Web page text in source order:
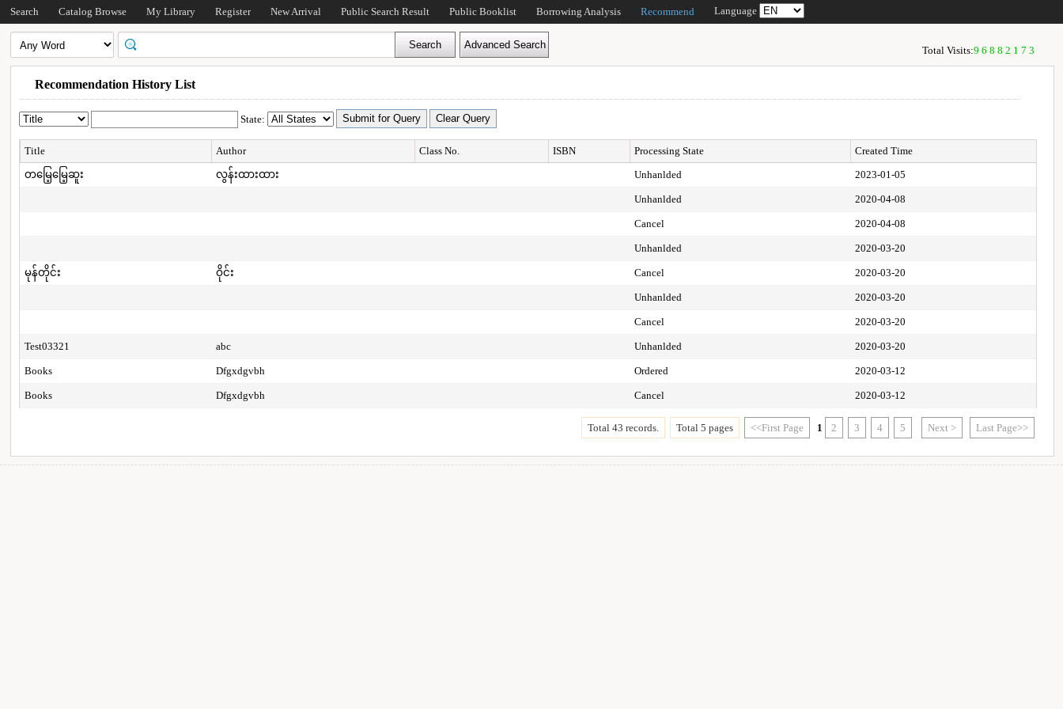
Search Catalog Browse My Library Register New Arrival Public Search Result Public Booklist Borrowing Analysis Recommend Language
Total Visits:96882173
Recommendation History List
State:
Title Author Class No. ISBN Processing State
Created Time
တမြေ့မြေ့ဆူး
လွန်းထားထား Unhanlded 2023-01-05
Unhanlded 2020-04-08
Cancel 2020-04-08
Unhanlded 2020-03-20
မုန်တိုင်း ဝိုင်း Cancel 2020-03-20
Unhanlded 2020-03-20
Cancel 2020-03-20
Test03321 abc Unhanlded 2020-03-20
Books Dfgxdgvbh Ordered 2020-03-12
Books Dfgxdgvbh Cancel 2020-03-12
Total 43 records. Total 5 pages <<First Page 1 2 3 4 5 Next > Last Page>>